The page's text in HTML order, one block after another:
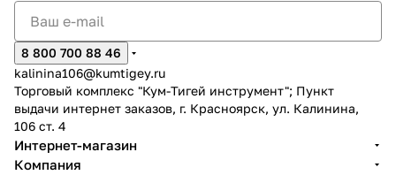
8 800 700 88 46
kalinina106@kumtigey.ru
Торговый комплекс "Кум-Тигей инструмент"; Пункт
выдачи интернет заказов, г. Красноярск, ул. Калинина,
106 ст. 4
Интернет-магазин
Компания